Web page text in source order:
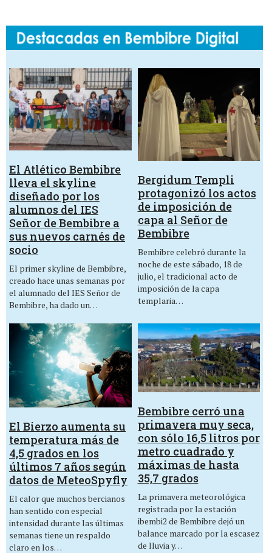
El Atlético Bembibre
lleva el skyline
diseñado por los
alumnos del IES
Señor de Bembibre a
sus nuevos carnés de
socio
El primer skyline de Bembibre,
creado hace unas semanas por
el alumnado del IES Señor de
Bembibre, ha dado un…
Bergidum Templi
protagonizó los actos
de imposición de
capa al Señor de
Bembibre
Bembibre celebró durante la
noche de este sábado, 18 de
julio, el tradicional acto de
imposición de la capa
templaria…
El Bierzo aumenta su
temperatura más de
4,5 grados en los
últimos 7 años según
datos de MeteoSpyfly
El calor que muchos bercianos
han sentido con especial
intensidad durante las últimas
semanas tiene un respaldo
claro en los…
Bembibre cerró una
primavera muy seca,
con sólo 16,5 litros por
metro cuadrado y
máximas de hasta
35,7 grados
La primavera meteorológica
registrada por la estación
ibembi2 de Bembibre dejó un
balance marcado por la escasez
de lluvia y…